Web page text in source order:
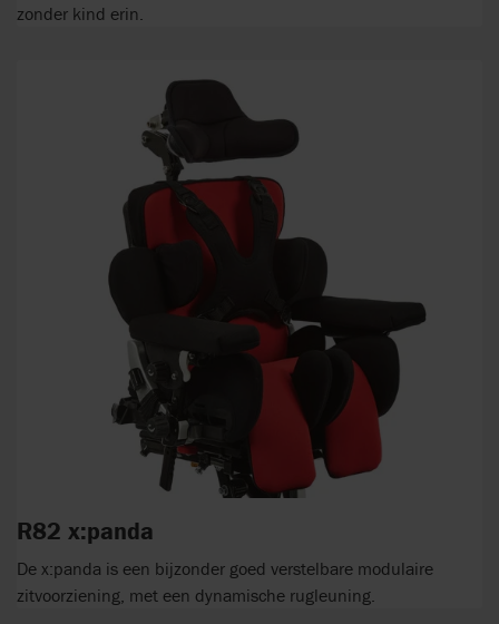
zonder kind erin.
R82 x:panda
De x:panda is een bijzonder goed verstelbare modulaire
zitvoorziening, met een dynamische rugleuning.